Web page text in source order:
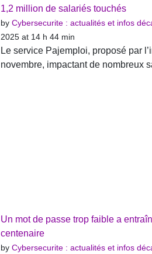
1,2 million de salariés touchés
by Cybersecurite : actualités et infos
2025 at 14 h 44 min
Le service Pajemploi, proposé par
novembre, impactant de nombreux
Un mot de passe trop faible a
centenaire
by Cybersecurite : actualités et infos